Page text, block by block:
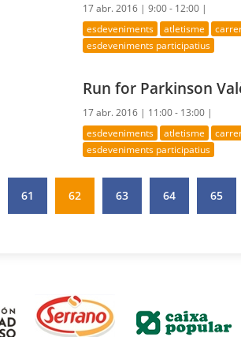
17 abr. 2016 |9:00 - 12:00 |
esdeveniments atletisme
esdeveniments participatius
Run for Parkinson
17 abr. 2016 | 11:00 - 13:00 |
esdeveniments atletisme
esdeveniments participatius
61 62 63 64 65